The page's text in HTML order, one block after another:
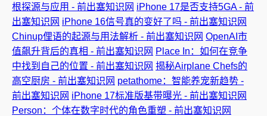
根探源与应用 - 前出塞知识网 iPhone 17是否支持5GA - 前
出塞知识网 iPhone 16信号真的变好了吗 - 前出塞知识网
Chinup俚语的起源与用法解析 - 前出塞知识网 OpenAI市
值飙升背后的真相 - 前出塞知识网 Place In：如何在竞争
中找到自己的位置 - 前出塞知识网 揭秘Airplane Chefs的
高空厨房 - 前出塞知识网 petathome：智能养宠新趋势 -
前出塞知识网 iPhone 17标准版基带曝光 - 前出塞知识网
Person：个体在数字时代的角色重塑 - 前出塞知识网